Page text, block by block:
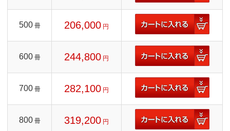
500 冊 206,000 円
600 冊 244,800 円
700 冊 282,100 円
800 冊 319,200 円